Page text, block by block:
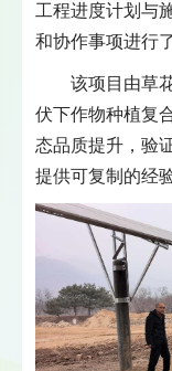
工程进度计划与
和协作事项进行
该项目由草
伏下作物种植复
态品质提升，验
提供可复制的经验